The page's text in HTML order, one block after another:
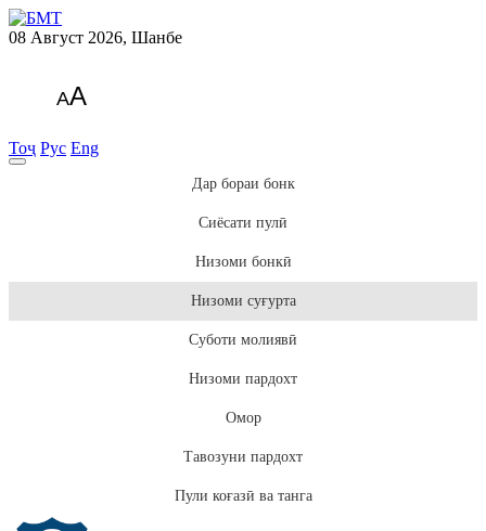
08 Август 2026, Шанбе
AA
Тоҷ Рус Eng
Дар бораи бонк
Сиёсати пулӣ
Низоми бонкӣ
Низоми суғурта
Суботи молиявӣ
Низоми пардохт
Омор
Тавозуни пардохт
Пули коғазӣ ва танга